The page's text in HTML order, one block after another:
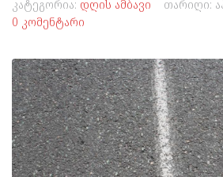
კატეგორია: დღის ამბავი თარიღი:
0 კომენტარი